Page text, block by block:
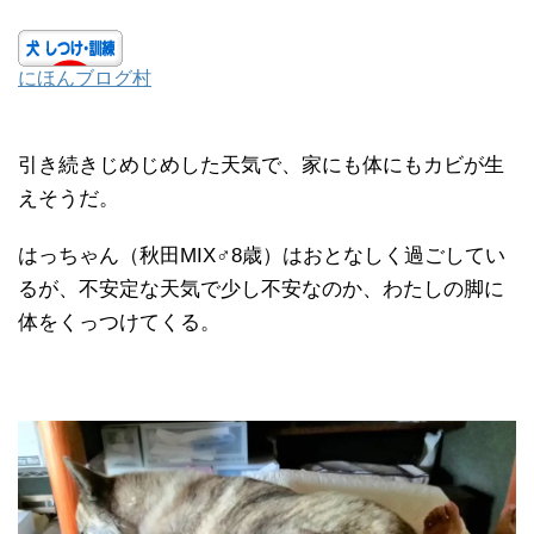
にほんブログ村
引き続きじめじめした天気で、家にも体にもカビが生
えそうだ。
はっちゃん（秋田MIX♂8歳）はおとなしく過ごしてい
るが、不安定な天気で少し不安なのか、わたしの脚に
体をくっつけてくる。